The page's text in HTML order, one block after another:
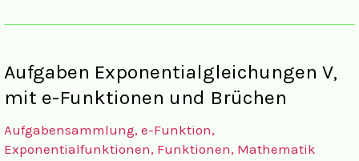
Aufgaben Exponentialgleichungen V,
mit e-Funktionen und Brüchen
Aufgabensammlung, e-Funktion,
Exponentialfunktionen, Funktionen, Mathematik